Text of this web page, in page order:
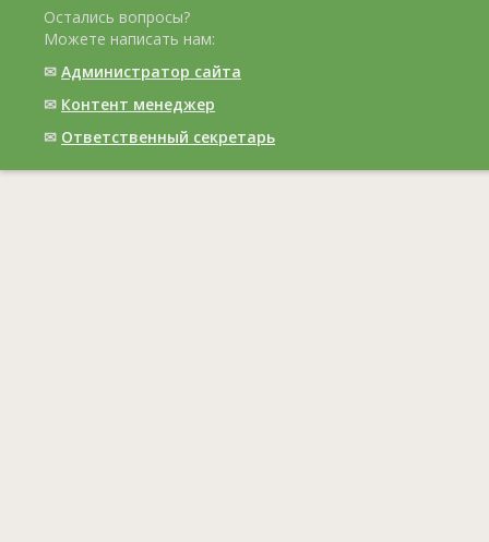
Остались вопросы?
Можете написать нам:
✉ Администратор сайта
✉ Контент менеджер
✉ Ответственный cекретарь